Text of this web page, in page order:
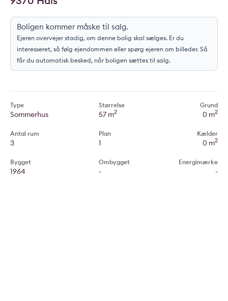
Boligen kommer måske til salg.
Ejeren overvejer stadig, om denne bolig skal sælges. Er du
interesseret, så følg ejendommen eller spørg ejeren om billeder. Så
får du automatisk besked, når boligen sættes til salg.
Type
Sommerhus
Antal rum
3
Bygget
1964
Størrelse
57 m2
Plan
1
Ombygget
-
Grund
0 m2
Kælder
0 m2
Energimærke
-